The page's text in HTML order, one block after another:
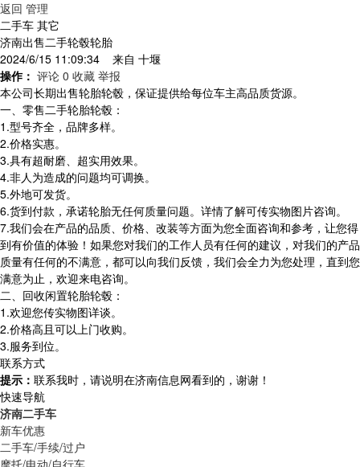
返回 管理
二手车 其它
济南出售二手轮毂轮胎
2024/6/15 11:09:34 来自 十堰
操作： 评论 0 收藏 举报
本公司长期出售轮胎轮毂，保证提供给每位车主高品质货源。
一、零售二手轮胎轮毂：
1.型号齐全，品牌多样。
2.价格实惠。
3.具有超耐磨、超实用效果。
4.非人为造成的问题均可调换。
5.外地可发货。
6.货到付款，承诺轮胎无任何质量问题。详情了解可传实物图片咨询。
7.我们会在产品的品质、价格、改装等方面为您全面咨询和参考，让您得
到有价值的体验！如果您对我们的工作人员有任何的建议，对我们的产品
质量有任何的不满意，都可以向我们反馈，我们会全力为您处理，直到您
满意为止，欢迎来电咨询。
二、回收闲置轮胎轮毂：
1.欢迎您传实物图详谈。
2.价格高且可以上门收购。
3.服务到位。
联系方式
提示： 联系我时，请说明在济南信息网看到的，谢谢！
快速导航
济南二手车
新车优惠
二手车/手续/过户
摩托/电动/自行车